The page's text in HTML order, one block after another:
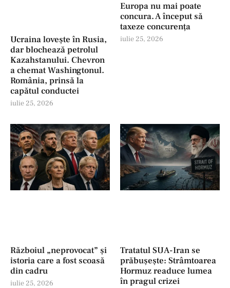
Ucraina lovește în Rusia,
dar blochează petrolul
Kazahstanului. Chevron
a chemat Washingtonul.
România, prinsă la
capătul conductei
iulie 25, 2026
Europa nu mai poate
concura. A început să
taxeze concurența
iulie 25, 2026
Războiul „neprovocat” și
istoria care a fost scoasă
din cadru
iulie 25, 2026
Tratatul SUA-Iran se
prăbușește: Strâmtoarea
Hormuz readuce lumea
în pragul crizei